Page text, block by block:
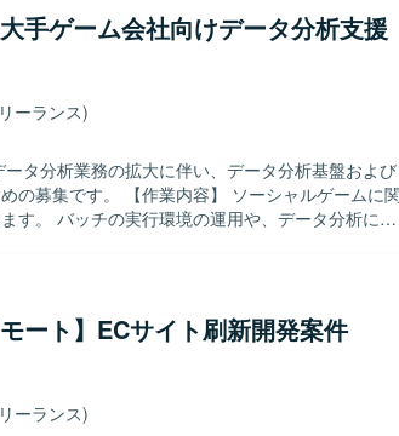
クラスタ上で動作するPythonアプリケーショ
したシステムを用いた実証を推進していただきま
だける方を求めております。 定期的なミーティン
わかりやすく説明し、関係者と積極的に議論しな
ゴールを共有したうえで、自ら必要なタスクを洗
ンです。 【ポジションの魅力】 大
よびアプリケーション開発に携わることができ、
いたモダンな技術スタックで経験を積むことがで
実証まで一連のフェーズに関わることで、アーキ
を蓄積しながらプロジェクトを推進していく経験
境となります。 JiraやConfluenceを用いたタスク
手ゲーム会社向けデータ分析支援
ーランス)
タ分析業務の拡大に伴い、データ分析基盤および
ソーシャルゲームに関
す。 バッチの実行環境の運用や、データ分析に関
組める方を求めています。 関係者とコミュニケー
動かして改善を進めていける方が望ましいです。
する多様なデータを扱いながら、分析基盤やツー
できるポジションです。 データ分析の上流から下
知識の双方を高めていただけます。 【開発環
、およびAWSを中心としたクラウド環境上でのバ
ート】ECサイト刷新開発案件
ーランス)